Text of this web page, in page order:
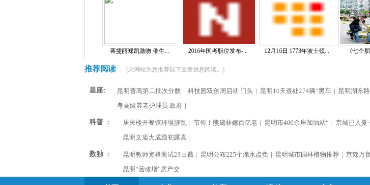
蒋雯丽郑凯激吻 催生... 2016年国考职位发布-... 12月16日 1773年波士顿... 《七个
推荐阅读 (此网站为您推荐以下文章供您阅读。)
星座: 昆明普高第二批次分数 | 科技园双创周启动 门头 | 昆明10天查处274辆“黑车 | 昆明湖东
考高级养老护理员 政府 |
科普 : 居民楼开餐馆环境脏乱 | 节俭！熊黛林嫁百亿老 | 昆明市400余座加油站“ | 京城已入夏
昆明文庙大成殿初露真 |
数独 : 昆明教师资格测试23日截 | 昆明公布225个淹水点负 | 昆明城市园林植物推荐 | 京郊万
昆明“营改增”房产交 |